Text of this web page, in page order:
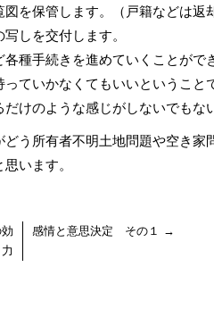
を保管します。（戸籍などは返
しを交付します。
種手続きを進めていくことがで
ていかなくてもいいということ
けのような感じがしないでもな
う所有者不明土地問題や空き家
います。
力
感情と意思決定 その１ →